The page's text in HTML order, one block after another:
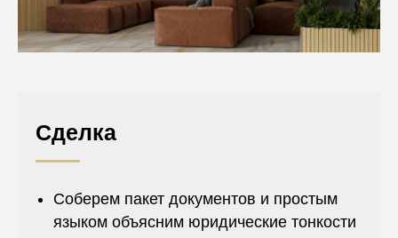
Сделка
Соберем пакет документов и простым
языком объясним юридические тонкости